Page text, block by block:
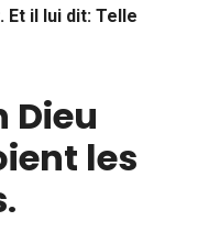
il lui dit: Telle
Dieu
les
.